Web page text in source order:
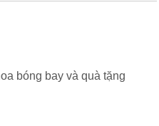
bóng bay và quà tặng